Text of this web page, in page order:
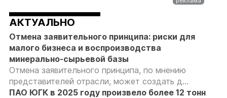
АКТУАЛЬНО
Отмена заявительного принципа: риски для
малого бизнеса и воспроизводства
минерально-сырьевой базы
Отмена заявительного принципа, по мнению
представителей отрасли, может создать д...
ПАО ЮГК в 2025 году произвело более 12 тонн